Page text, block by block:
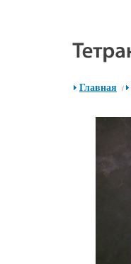
Главная /